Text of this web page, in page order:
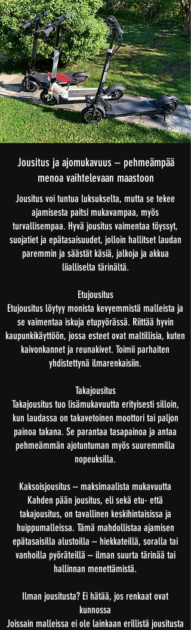
Jousitus ja ajomukavuus – pehmeämpää
menoa vaihtelevaan maastoon
Jousitus voi tuntua luksukselta, mutta se tekee
ajamisesta paitsi mukavampaa, myös
turvallisempaa. Hyvä jousitus vaimentaa töyssyt,
suojatiet ja epätasaisuudet, jolloin hallitset laudan
paremmin ja säästät käsiä, jalkoja ja akkua
liialliselta tärinältä.
Etujousitus
Etujousitus löytyy monista kevyemmistä malleista ja
se vaimentaa iskuja etupyörässä. Riittää hyvin
kaupunkikäyttöön, jossa esteet ovat maltillisia, kuten
kaivonkannet ja reunakivet. Toimii parhaiten
yhdistettynä ilmarenkaisiin.
Takajousitus
Takajousitus tuo lisämukavuutta erityisesti silloin,
kun laudassa on takavetoinen moottori tai paljon
painoa takana. Se parantaa tasapainoa ja antaa
pehmeämmän ajotuntuman myös suuremmilla
nopeuksilla.
Kaksoisjousitus – maksimaalista mukavuutta
Kahden pään jousitus, eli sekä etu- että
takajousitus, on tavallinen keskihintaisissa ja
huippumalleissa. Tämä mahdollistaa ajamisen
epätasaisilla alustoilla – hiekkateillä, soralla tai
vanhoilla pyöräteillä – ilman suurta tärinää tai
hallinnan menettämistä.
Ilman jousitusta? Ei hätää, jos renkaat ovat
kunnossa
Joissain malleissa ei ole lainkaan erillistä jousitusta